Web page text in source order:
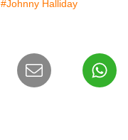
#Johnny Halliday